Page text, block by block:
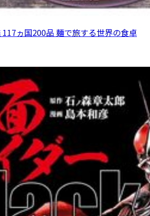
ヵ国200品 麺で旅する世界の食卓